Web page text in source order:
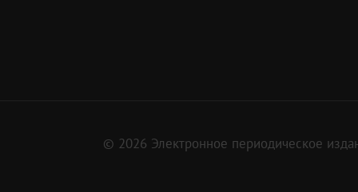
© 2026 Электронное периодическое